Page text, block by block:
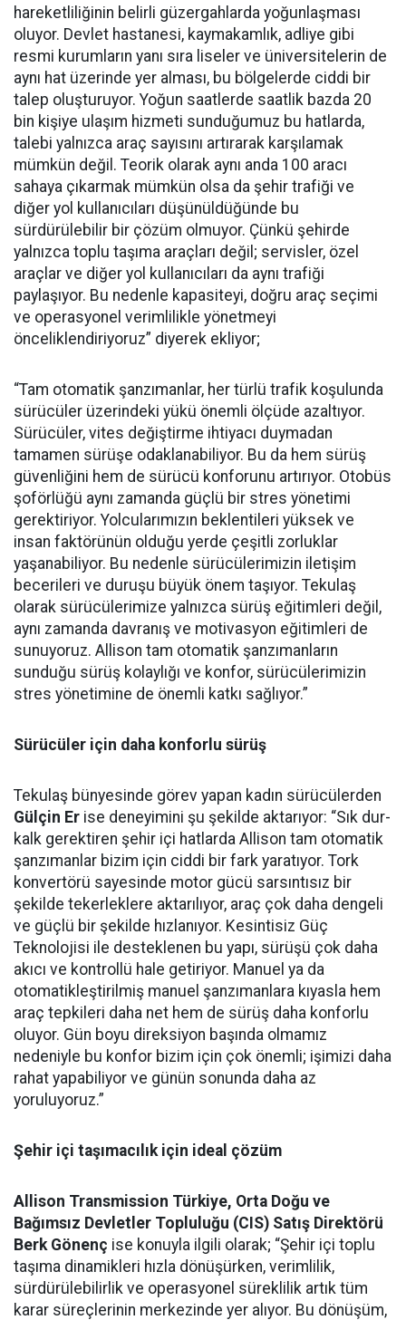
hareketliliğinin belirli güzergahlarda yoğunlaşması
oluyor. Devlet hastanesi, kaymakamlık, adliye gibi
resmi kurumların yanı sıra liseler ve üniversitelerin de
aynı hat üzerinde yer alması, bu bölgelerde ciddi bir
talep oluşturuyor. Yoğun saatlerde saatlik bazda 20
bin kişiye ulaşım hizmeti sunduğumuz bu hatlarda,
talebi yalnızca araç sayısını artırarak karşılamak
mümkün değil. Teorik olarak aynı anda 100 aracı
sahaya çıkarmak mümkün olsa da şehir trafiği ve
diğer yol kullanıcıları düşünüldüğünde bu
sürdürülebilir bir çözüm olmuyor. Çünkü şehirde
yalnızca toplu taşıma araçları değil; servisler, özel
araçlar ve diğer yol kullanıcıları da aynı trafiği
paylaşıyor. Bu nedenle kapasiteyi, doğru araç seçimi
ve operasyonel verimlilikle yönetmeyi
önceliklendiriyoruz” diyerek ekliyor;
“Tam otomatik şanzımanlar, her türlü trafik koşulunda
sürücüler üzerindeki yükü önemli ölçüde azaltıyor.
Sürücüler, vites değiştirme ihtiyacı duymadan
tamamen sürüşe odaklanabiliyor. Bu da hem sürüş
güvenliğini hem de sürücü konforunu artırıyor. Otobüs
şoförlüğü aynı zamanda güçlü bir stres yönetimi
gerektiriyor. Yolcularımızın beklentileri yüksek ve
insan faktörünün olduğu yerde çeşitli zorluklar
yaşanabiliyor. Bu nedenle sürücülerimizin iletişim
becerileri ve duruşu büyük önem taşıyor. Tekulaş
olarak sürücülerimize yalnızca sürüş eğitimleri değil,
aynı zamanda davranış ve motivasyon eğitimleri de
sunuyoruz. Allison tam otomatik şanzımanların
sunduğu sürüş kolaylığı ve konfor, sürücülerimizin
stres yönetimine de önemli katkı sağlıyor.”
Sürücüler için daha konforlu sürüş
Tekulaş bünyesinde görev yapan kadın sürücülerden
Gülçin Er ise deneyimini şu şekilde aktarıyor: “Sık dur-
kalk gerektiren şehir içi hatlarda Allison tam otomatik
şanzımanlar bizim için ciddi bir fark yaratıyor. Tork
konvertörü sayesinde motor gücü sarsıntısız bir
şekilde tekerleklere aktarılıyor, araç çok daha dengeli
ve güçlü bir şekilde hızlanıyor. Kesintisiz Güç
Teknolojisi ile desteklenen bu yapı, sürüşü çok daha
akıcı ve kontrollü hale getiriyor. Manuel ya da
otomatikleştirilmiş manuel şanzımanlara kıyasla hem
araç tepkileri daha net hem de sürüş daha konforlu
oluyor. Gün boyu direksiyon başında olmamız
nedeniyle bu konfor bizim için çok önemli; işimizi daha
rahat yapabiliyor ve günün sonunda daha az
yoruluyoruz.”
Şehir içi taşımacılık için ideal çözüm
Allison Transmission Türkiye, Orta Doğu ve
Bağımsız Devletler Topluluğu (CIS) Satış Direktörü
Berk Gönenç ise konuyla ilgili olarak; “Şehir içi toplu
taşıma dinamikleri hızla dönüşürken, verimlilik,
sürdürülebilirlik ve operasyonel süreklilik artık tüm
karar süreçlerinin merkezinde yer alıyor. Bu dönüşüm,